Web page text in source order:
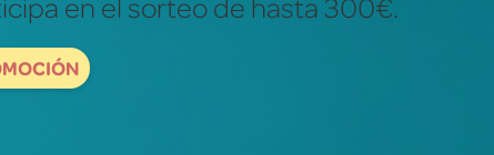
para descubrir y explorar el